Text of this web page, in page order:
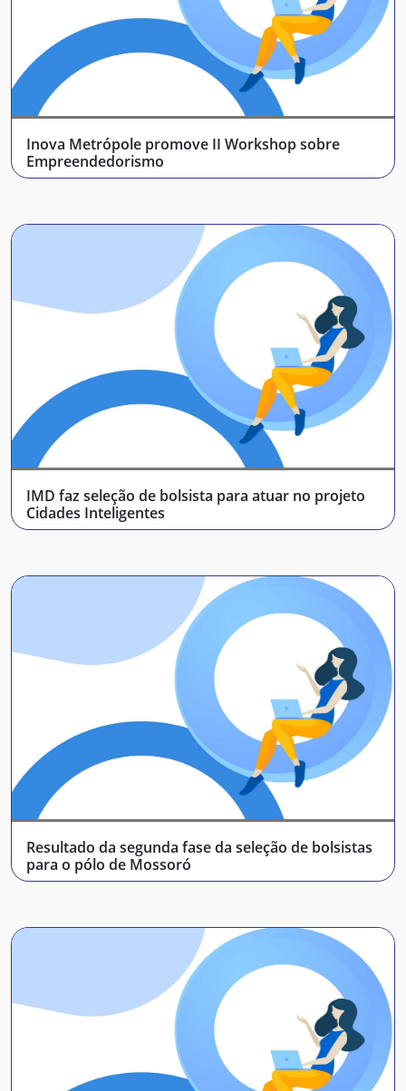
Inova Metrópole promove II Workshop sobre
Empreendedorismo
IMD faz seleção de bolsista para atuar no projeto
Cidades Inteligentes
Resultado da segunda fase da seleção de bolsistas
para o pólo de Mossoró